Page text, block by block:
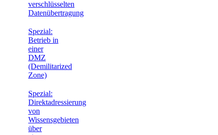
verschlüsselten
Datenübertragung
Spezial:
Betrieb in
einer
DMZ
(Demilitarized
Zone)
Spezial:
Direktadressierung
von
Wissensgebieten
über